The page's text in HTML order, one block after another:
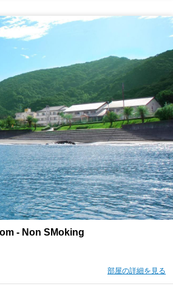
- Non SMoking
部屋の詳細を見る